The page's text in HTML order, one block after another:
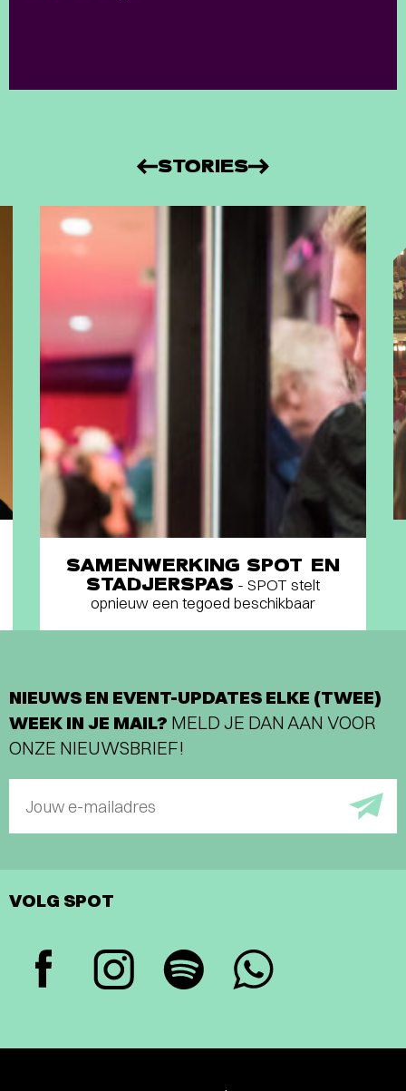
STORIES
SAMENWERKING SPOT EN
STADJERSPAS - SPOT stelt
opnieuw een tegoed beschikbaar
NIEUWS EN EVENT-UPDATES ELKE (TWEE)
WEEK IN JE MAIL? MELD JE DAN AAN VOOR
ONZE NIEUWSBRIEF!
Jouw e-mailadres
VOLG SPOT